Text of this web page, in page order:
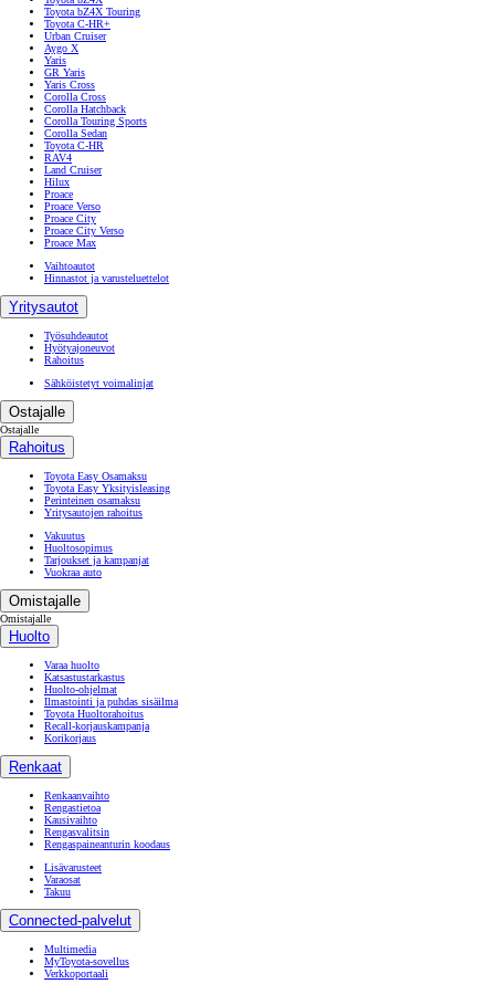
Toyota bZ4X Touring
Toyota C-HR+
Urban Cruiser
Aygo X
Yaris
GR Yaris
Yaris Cross
Corolla Cross
Corolla Hatchback
Corolla Touring Sports
Corolla Sedan
Toyota C-HR
RAV4
Land Cruiser
Hilux
Proace
Proace Verso
Proace City
Proace City Verso
Proace Max
Vaihtoautot
Hinnastot ja varusteluettelot
Yritysautot
Työsuhdeautot
Hyötyajoneuvot
Rahoitus
Sähköistetyt voimalinjat
Ostajalle
Ostajalle
Rahoitus
Toyota Easy Osamaksu
Toyota Easy Yksityisleasing
Perinteinen osamaksu
Yritysautojen rahoitus
Vakuutus
Huoltosopimus
Tarjoukset ja kampanjat
Vuokraa auto
Omistajalle
Omistajalle
Huolto
Varaa huolto
Katsastustarkastus
Huolto-ohjelmat
Ilmastointi ja puhdas sisäilma
Toyota Huoltorahoitus
Recall-korjauskampanja
Korikorjaus
Renkaat
Renkaanvaihto
Rengastietoa
Kausivaihto
Rengasvalitsin
Rengaspaineanturin koodaus
Lisävarusteet
Varaosat
Takuu
Connected-palvelut
Multimedia
MyToyota-sovellus
Verkkoportaali